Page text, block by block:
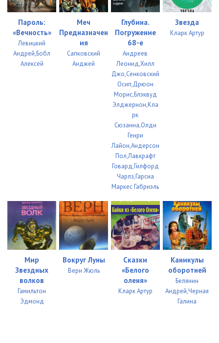
Пароль:
«Вечность»
Левицкий
Андрей,Бобл
Алексей
Меч
Предназначен
ия
Сапковский
Анджей
Глубина.
Погружение
68-е
Андреев
Леонид,Хилл
Джо,Сенковский
Осип,Дрюон
Морис,Блэквуд
Элджернон,Кла
рк
Сюзанна,Олди
Генри
Лайон,Андерсон
Пол,Лавкрафт
Говард,Гилфорд
Чарлз,Гарсиа
Маркес Габриэль
Звезда
Кларк Артур
Мир
Звездных
волков
Гамильтон
Эдмонд
Вокруг Луны
Верн Жюль
Сказки
«Белого
оленя»
Кларк Артур
Каникулы
оборотней
Белянин
Андрей,Черная
Галина